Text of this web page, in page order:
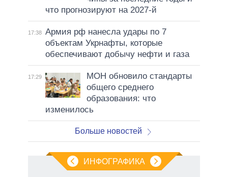
что прогнозируют на 2027-й
17:38 Армия рф нанесла удары по 7
объектам Укрнафты, которые
обеспечивают добычу нефти и газа
17:29
МОН обновило стандарты
общего среднего
образования: что
изменилось
Больше новостей
ИНФОГРАФИКА